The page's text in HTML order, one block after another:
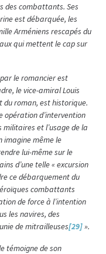
des combattants. Ses
est débarquée, les
Arméniens rescapés du
qui mettent le cap sur
le romancier est
le vice-amiral Louis
du roman, est historique.
opération d’intervention
militaires et l’usage de la
imagine même le
lui-même sur le
d’une telle « excursion
ce débarquement du
combattants
de force à l’intention
les navires, des
de mitrailleuses[29]».
témoigne de son